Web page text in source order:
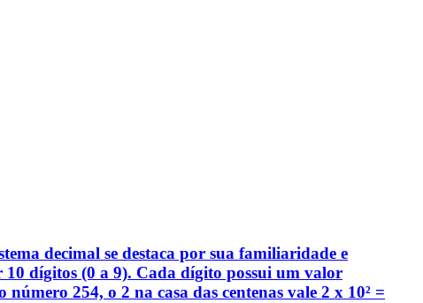
decimal se destaca por sua familiaridade e
10 dígitos (0 a 9). Cada dígito possui um valor
254, o 2 na casa das centenas vale 2 x 10² =